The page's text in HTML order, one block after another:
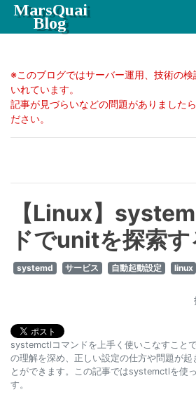
MarsQuai
Blog
※このブログではサーバー運用、技術の
いれています。
記事が見づらいなどの問題がありました
ださい。
【Linux】
ドでunitを探索す
systemd サービス 自動起動設定 linux
systemctlコマンドを上手く使いこなすこと
の理解を深め、正しい設定の仕方や問題が起
とができます。この記事ではsystemctlを使
す。